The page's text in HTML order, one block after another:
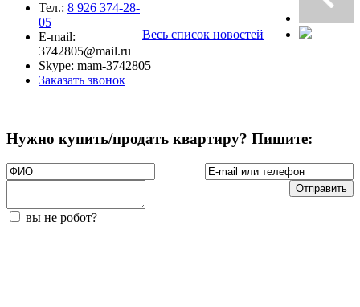
Весь список новостей
Тел.: 8 926 374-28-
05
E-mail:
3742805@mail.ru
Skype: mam-3742805
Заказать звонок
Нужно купить/продать квартиру? Пишите:
вы не робот?